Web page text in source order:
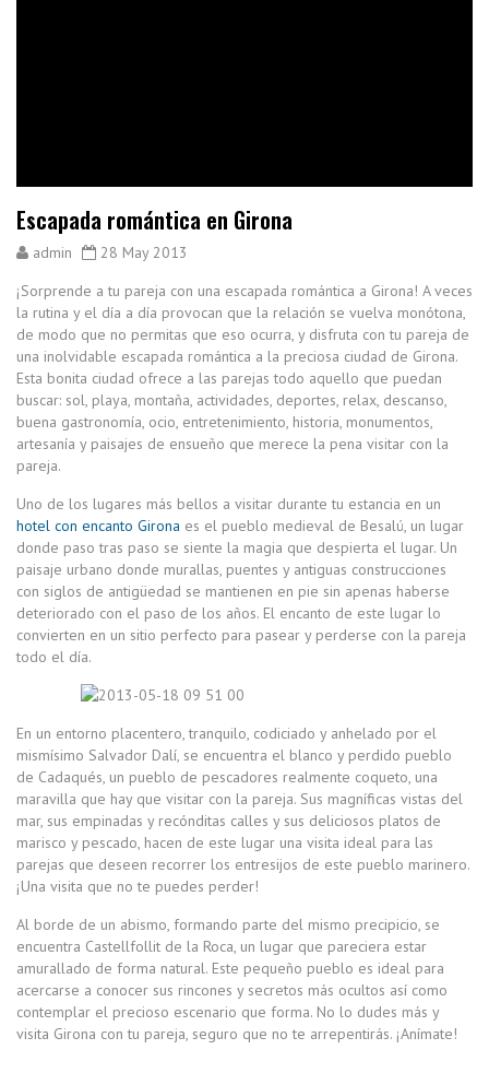
Escapada romántica en Girona
admin
28 May 2013
¡Sorprende a tu pareja con una escapada romántica a Girona! A veces
la rutina y el día a día provocan que la relación se vuelva monótona,
de modo que no permitas que eso ocurra, y disfruta con tu pareja de
una inolvidable escapada romántica a la preciosa ciudad de Girona.
Esta bonita ciudad ofrece a las parejas todo aquello que puedan
buscar: sol, playa, montaña, actividades, deportes, relax, descanso,
buena gastronomía, ocio, entretenimiento, historia, monumentos,
artesanía y paisajes de ensueño que merece la pena visitar con la
pareja.
Uno de los lugares más bellos a visitar durante tu estancia en un
hotel con encanto Girona es el pueblo medieval de Besalú, un lugar
donde paso tras paso se siente la magia que despierta el lugar. Un
paisaje urbano donde murallas, puentes y antiguas construcciones
con siglos de antigüedad se mantienen en pie sin apenas haberse
deteriorado con el paso de los años. El encanto de este lugar lo
convierten en un sitio perfecto para pasear y perderse con la pareja
todo el día.
En un entorno placentero, tranquilo, codiciado y anhelado por el
mismísimo Salvador Dalí, se encuentra el blanco y perdido pueblo
de Cadaqués, un pueblo de pescadores realmente coqueto, una
maravilla que hay que visitar con la pareja. Sus magníficas vistas del
mar, sus empinadas y recónditas calles y sus deliciosos platos de
marisco y pescado, hacen de este lugar una visita ideal para las
parejas que deseen recorrer los entresijos de este pueblo marinero.
¡Una visita que no te puedes perder!
Al borde de un abismo, formando parte del mismo precipicio, se
encuentra Castellfollit de la Roca, un lugar que pareciera estar
amurallado de forma natural. Este pequeño pueblo es ideal para
acercarse a conocer sus rincones y secretos más ocultos así como
contemplar el precioso escenario que forma. No lo dudes más y
visita Girona con tu pareja, seguro que no te arrepentirás. ¡Anímate!